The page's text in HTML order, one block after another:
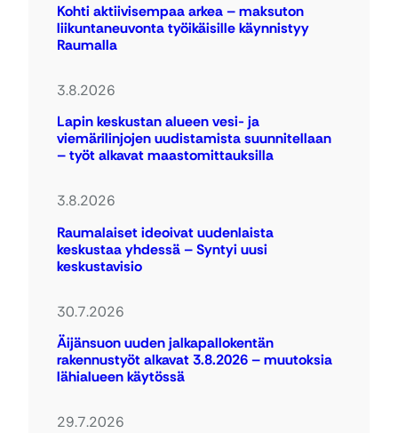
Kohti aktiivisempaa arkea – maksuton
liikuntaneuvonta työikäisille käynnistyy
Raumalla
3.8.2026
Lapin keskustan alueen vesi- ja
viemärilinjojen uudistamista suunnitellaan
– työt alkavat maastomittauksilla
3.8.2026
Raumalaiset ideoivat uudenlaista
keskustaa yhdessä – Syntyi uusi
keskustavisio
30.7.2026
Äijänsuon uuden jalkapallokentän
rakennustyöt alkavat 3.8.2026 – muutoksia
lähialueen käytössä
29.7.2026